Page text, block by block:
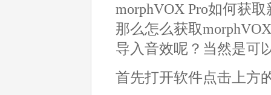
morphVOX Pro如何获
那么怎么获取
导入音效呢？当然是可
首先打开软件点击上方